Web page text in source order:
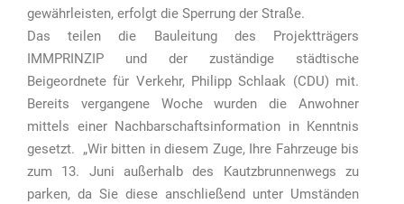
gewährleisten, erfolgt die Sperrung der Straße.
Das teilen die Bauleitung des Projektträgers
IMMPRINZIP und der zuständige städtische
Beigeordnete für Verkehr, Philipp Schlaak (CDU) mit.
Bereits vergangene Woche wurden die Anwohner
mittels einer Nachbarschaftsinformation in Kenntnis
gesetzt. „Wir bitten in diesem Zuge, Ihre Fahrzeuge bis
zum 13. Juni außerhalb des Kautzbrunnenwegs zu
parken, da Sie diese anschließend unter Umständen